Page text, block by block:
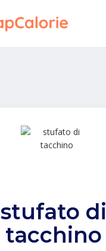
stufato di
tacchino